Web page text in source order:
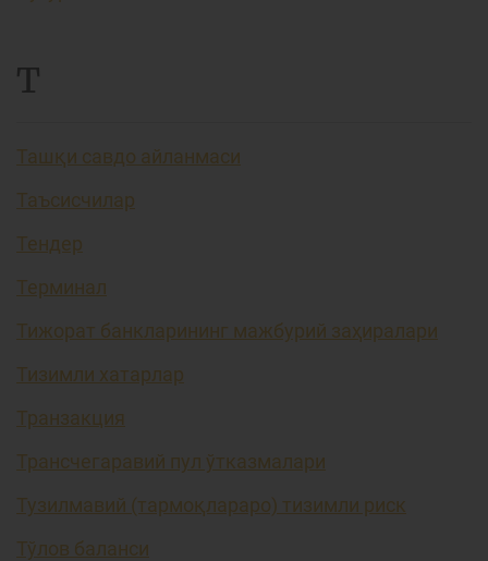
Т
Ташқи савдо айланмаси
Таъсисчилар
Тендер
Терминал
Тижорат банкларининг мажбурий заҳиралари
Тизимли хатарлар
Транзакция
Трансчегаравий пул ўтказмалари
Тузилмавий (тармоқлараро) тизимли риск
Тўлов баланси